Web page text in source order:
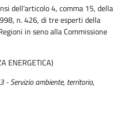
dell'articolo 4, comma 15, della
n. 426, di tre esperti della
in seno alla Commissione
ENERGETICA)
Servizio ambiente, territorio,